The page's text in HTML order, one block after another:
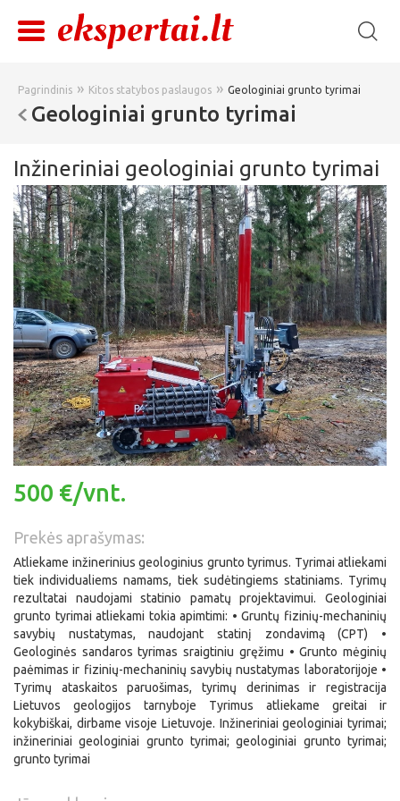
Pagrindinis » Kitos statybos paslaugos » Geologiniai grunto tyrimai
Geologiniai grunto tyrimai
Inžineriniai geologiniai grunto tyrimai
500 €/vnt.
Prekės aprašymas:
Atliekame inžinerinius geologinius grunto tyrimus. Tyrimai atliekami
tiek individualiems namams, tiek sudėtingiems statiniams. Tyrimų
rezultatai naudojami statinio pamatų projektavimui. Geologiniai
grunto tyrimai atliekami tokia apimtimi: • Gruntų fizinių-mechaninių
savybių nustatymas, naudojant statinį zondavimą (CPT) •
Geologinės sandaros tyrimas sraigtiniu gręžimu • Grunto mėginių
paėmimas ir fizinių-mechaninių savybių nustatymas laboratorijoje •
Tyrimų ataskaitos paruošimas, tyrimų derinimas ir registracija
Lietuvos geologijos tarnyboje Tyrimus atliekame greitai ir
kokybiškai, dirbame visoje Lietuvoje. Inžineriniai geologiniai tyrimai;
inžineriniai geologiniai grunto tyrimai; geologiniai grunto tyrimai;
grunto tyrimai